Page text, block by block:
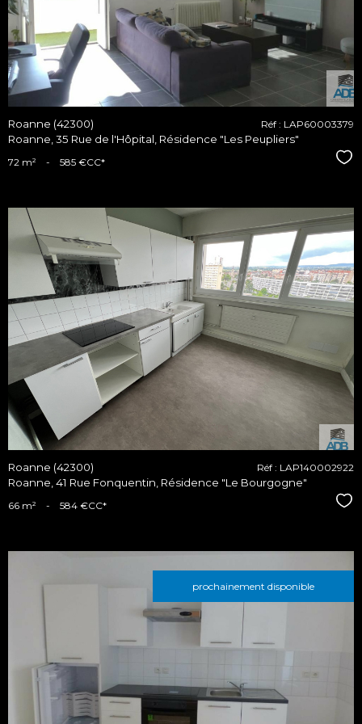
Roanne (42300)
Roanne, 35 Rue de l'Hôpital, Résidence "Les Peupliers"
Réf : LAP60003379
72 m² - 585 €CC*
voir le
bien
Roanne (42300)
Roanne, 41 Rue Fonquentin, Résidence "Le Bourgogne"
Réf : LAP140002922
66 m² - 584 €CC*
prochainement disponible
bien